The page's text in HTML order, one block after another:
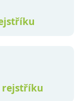
rejstříku